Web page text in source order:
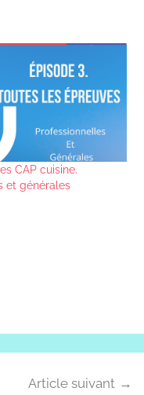
CAP cuisine.
et générales
Article suivant